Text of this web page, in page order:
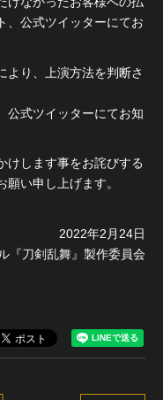
、公式ツイッターにてお
より、上演方法を判断さ
公式ツイッターにてお知
けします事をお詫びする
い申し上げます。
2022年2月24日
『刀剣乱舞』製作委員会